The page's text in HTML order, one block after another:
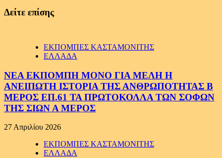
Δείτε επίσης
ΕΚΠΟΜΠΕΣ ΚΑΣΤΑΜΟΝΙΤΗΣ
ΕΛΛΑΔΑ
ΝΕΑ ΕΚΠΟΜΠΗ ΜΟΝΟ ΓΙΑ ΜΕΛΗ Η
ΑΝΕΙΠΩΤΗ ΙΣΤΟΡΙΑ ΤΗΣ ΑΝΘΡΩΠΟΤΗΤΑΣ Β
ΜΕΡΟΣ ΕΠ.61 ΤΑ ΠΡΩΤΟΚΟΛΛΑ ΤΩΝ ΣΟΦΩΝ
ΤΗΣ ΣΙΩΝ Α ΜΕΡΟΣ
27 Απριλίου 2026
ΕΚΠΟΜΠΕΣ ΚΑΣΤΑΜΟΝΙΤΗΣ
ΕΛΛΑΔΑ